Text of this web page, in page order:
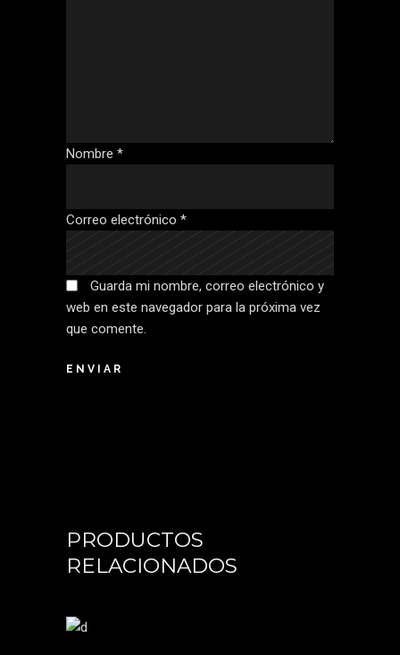
Nombre *
Correo electrónico *
Guarda mi nombre, correo electrónico y
web en este navegador para la próxima vez
que comente.
PRODUCTOS
RELACIONADOS